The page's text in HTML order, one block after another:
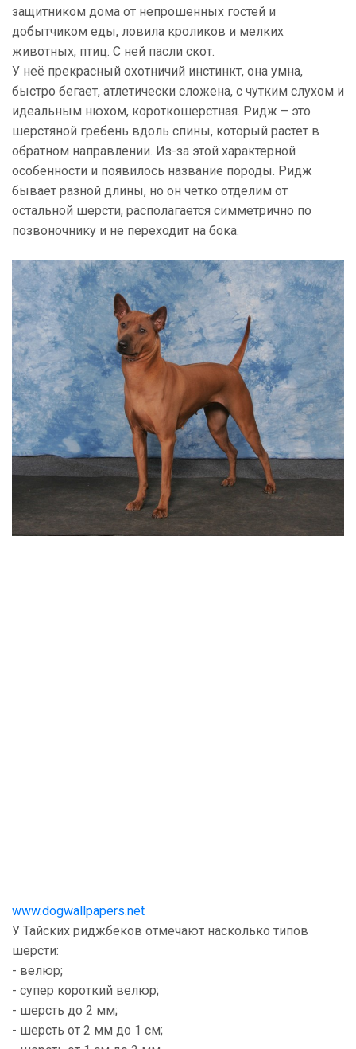
защитником дома от непрошенных гостей и
добытчиком еды, ловила кроликов и мелких
животных, птиц. С ней пасли скот.
У неё прекрасный охотничий инстинкт, она умна,
быстро бегает, атлетически сложена, с чутким слухом и
идеальным нюхом, короткошерстная. Ридж – это
шерстяной гребень вдоль спины, который растет в
обратном направлении. Из-за этой характерной
особенности и появилось название породы. Ридж
бывает разной длины, но он четко отделим от
остальной шерсти, располагается симметрично по
позвоночнику и не переходит на бока.
www.dogwallpapers.net
У Тайских риджбеков отмечают насколько типов
шерсти:
- велюр;
- супер короткий велюр;
- шерсть до 2 мм;
- шерсть от 2 мм до 1 см;